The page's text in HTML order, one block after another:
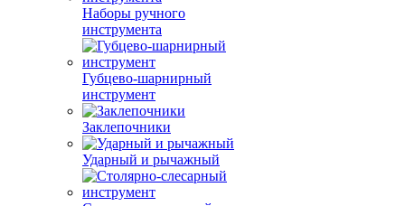
Наборы ручного
инструмента
Губцево-шарнирный
инструмент
Заклепочники
Ударный и рычажный